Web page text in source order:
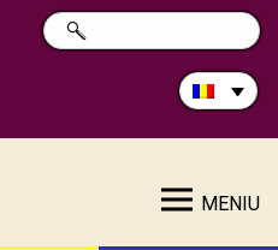
Caută
în
CAUTĂ
MENIU